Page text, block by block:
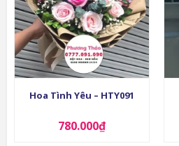
Hoa Tình Yêu – HTY091
780.000₫